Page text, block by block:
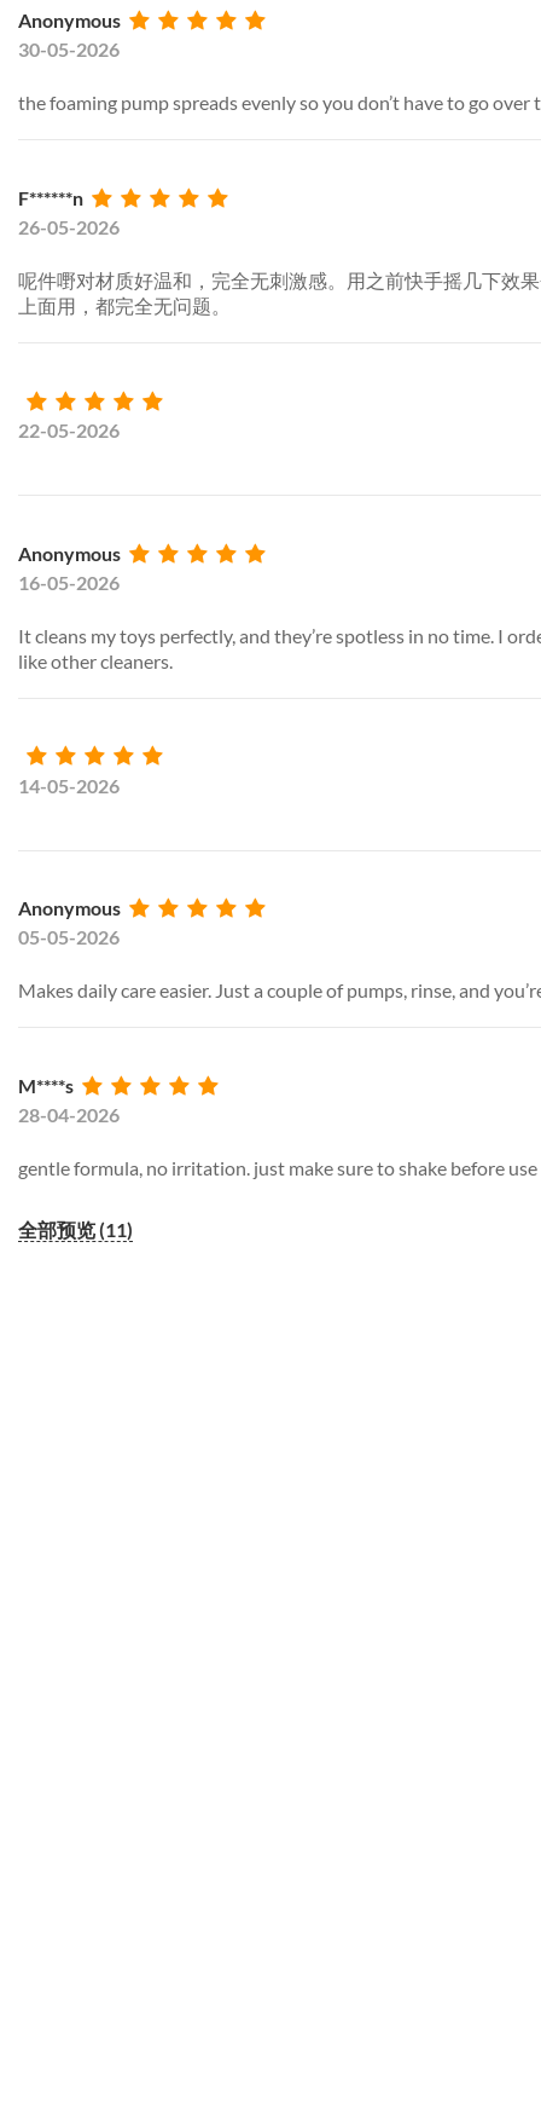
Anonymous
30-05-2026
the foaming pump spreads evenly so you don’t have to go
F******n
26-05-2026
呢件嘢对材质好温和，完全无刺激感。用之前快手摇几下效
上面用，都完全无问题。
22-05-2026
Anonymous
16-05-2026
It cleans my toys perfectly, and they’re spotless in no time. I
like other cleaners.
14-05-2026
Anonymous
05-05-2026
Makes daily care easier. Just a couple of pumps, rinse, and
M****s
28-04-2026
gentle formula, no irritation. just make sure to shake before
全部预览 (11)